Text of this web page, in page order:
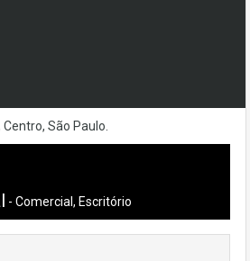
Centro, São Paulo.
- Comercial, Escritório